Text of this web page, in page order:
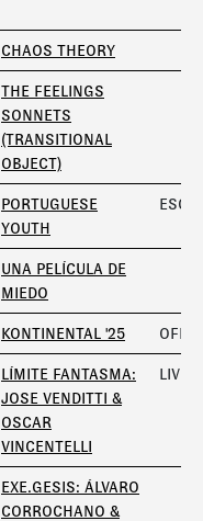
CHAOS THEORY
THE FEELINGS
SONNETS
(TRANSITIONAL
OBJECT)
PORTUGUESE
YOUTH
UNA PELÍCULA DE
MIEDO
KONTINENTAL '25
LÍMITE FANTASMA:
JOSE VENDITTI &
OSCAR
VINCENTELLI
LIVE
EXE.GESIS: ÁLVARO
CORROCHANO &